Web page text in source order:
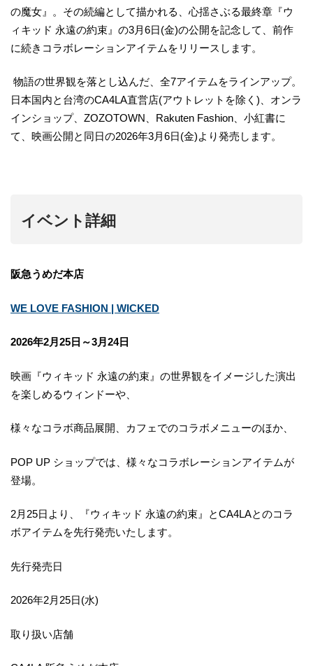
の魔女』。その続編として描かれる、心揺さぶる最終章『ウ
ィキッド 永遠の約束』の3月6日(金)の公開を記念して、前作
に続きコラボレーションアイテムをリリースします。
物語の世界観を落とし込んだ、全7アイテムをラインアップ。
日本国内と台湾のCA4LA直営店(アウトレットを除く)、オンラ
インショップ、ZOZOTOWN、Rakuten Fashion、小紅書に
て、映画公開と同日の2026年3月6日(金)より発売します。
イベント詳細
阪急うめだ本店
WE LOVE FASHION | WICKED
2026年2月25日～3月24日
映画『ウィキッド 永遠の約束』の世界観をイメージした演出
を楽しめるウィンドーや、
様々なコラボ商品展開、カフェでのコラボメニューのほか、
POP UP ショップでは、様々なコラボレーションアイテムが
登場。
2月25日より、『ウィキッド 永遠の約束』とCA4LAとのコラ
ボアイテムを先行発売いたします。
先行発売日
2026年2月25日(水)
取り扱い店舗